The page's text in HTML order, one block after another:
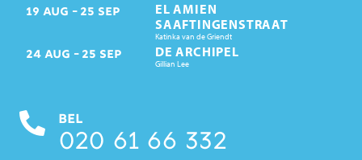
19 AUG 25 SEP
EL AMIEN
SAAFTINGENSTRAAT
Katinka van de Griendt
24 AUG 25 SEP DE ARCHIPEL
Gillian Lee
BEL
020 61 66 332